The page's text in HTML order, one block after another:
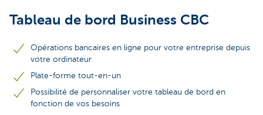
Tableau de bord Business CBC
Opérations bancaires en ligne pour votre entreprise depuis
votre ordinateur
Plate-forme tout-en-un
Possibilité de personnaliser votre tableau de bord en
fonction de vos besoins